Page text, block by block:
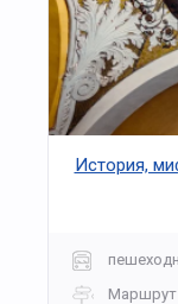
История,
Маршрут